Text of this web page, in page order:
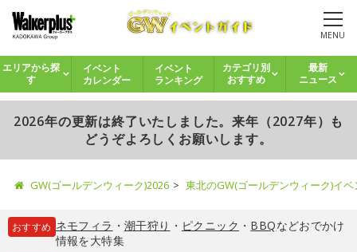
MENU
エリアから探
す
イベント
カレンダー
イベント
ランキング
カテゴリ別
おすすめ
最新
ニュース
2026年の更新は終了いたしました。来年（2027年）も
どうぞよろしくお願いします。
GW(ゴールデンウィーク)2026 東北のGW(ゴールデンウィーク)イ
おすすめ ネモフィラ ・ 潮干狩り ・ ピクニック ・ BBQなどおでかけ
情報を大特集